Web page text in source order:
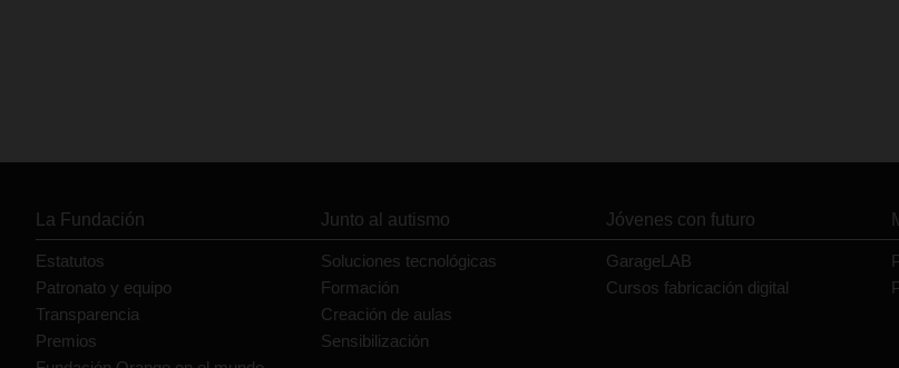
La Fundación
Estatutos
Patronato y equipo
Transparencia
Premios
Junto al autismo
Soluciones tecnológicas
Formación
Creación de aulas
Sensibilización
Jóvenes con futuro
GarageLAB
Cursos fabricación digital